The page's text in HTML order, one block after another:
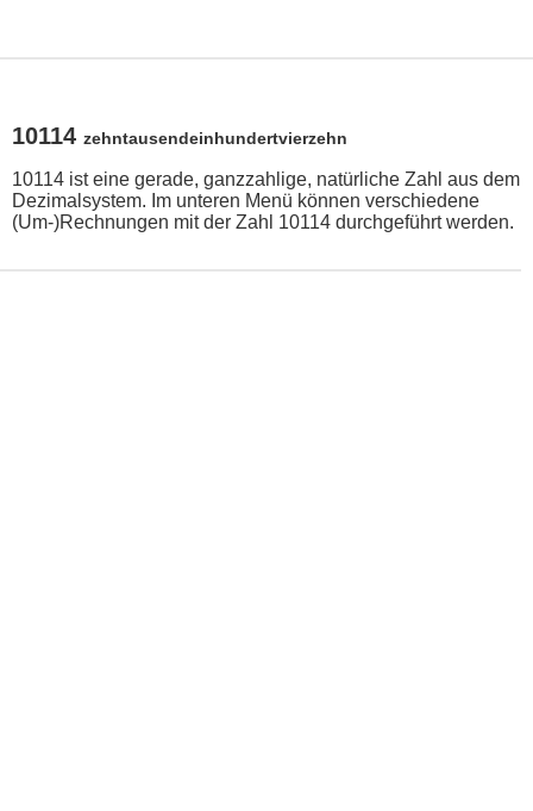
10114 zehntausendeinhundertvierzehn
10114 ist eine gerade, ganzzahlige, natürliche Zahl aus dem
Dezimalsystem. Im unteren Menü können verschiedene
(Um-)Rechnungen mit der Zahl 10114 durchgeführt werden.